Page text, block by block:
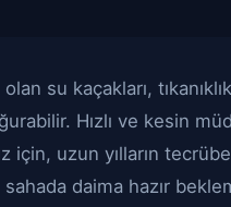
su kaçakları,
Hızlı ve kesin
için, uzun yılların
daima hazır